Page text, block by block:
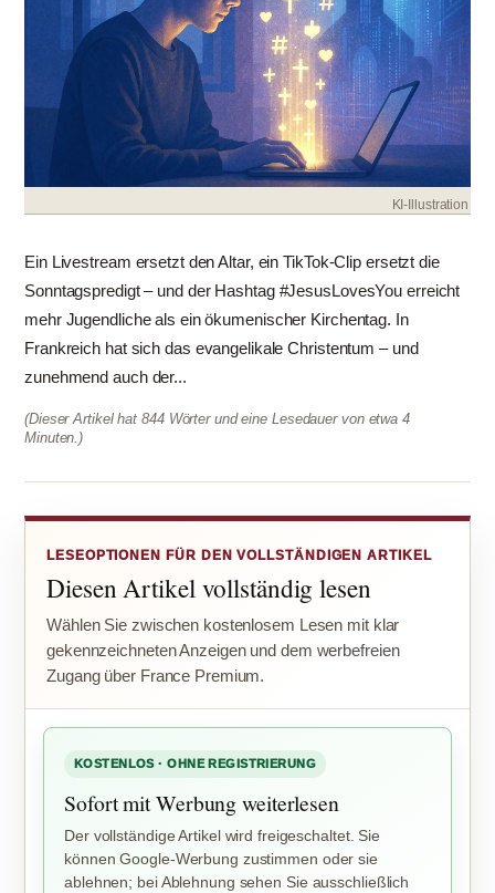
KI-Illustration
Ein Livestream ersetzt den Altar, ein TikTok-Clip ersetzt die
Sonntagspredigt – und der Hashtag #JesusLovesYou erreicht
mehr Jugendliche als ein ökumenischer Kirchentag. In
Frankreich hat sich das evangelikale Christentum – und
zunehmend auch der...
(Dieser Artikel hat 844 Wörter und eine Lesedauer von etwa 4
Minuten.)
LESEOPTIONEN FÜR DEN VOLLSTÄNDIGEN ARTIKEL
Diesen Artikel vollständig lesen
Wählen Sie zwischen kostenlosem Lesen mit klar
gekennzeichneten Anzeigen und dem werbefreien
Zugang über France Premium.
KOSTENLOS · OHNE REGISTRIERUNG
Sofort mit Werbung weiterlesen
Der vollständige Artikel wird freigeschaltet. Sie
können Google-Werbung zustimmen oder sie
ablehnen; bei Ablehnung sehen Sie ausschließlich